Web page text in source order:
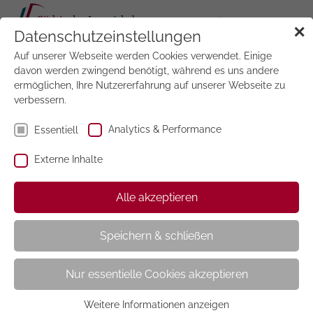
Jetzt
testen
Preisrätsel Magazin
✕
Datenschutzeinstellungen
Auf unserer Webseite werden Cookies verwendet. Einige
davon werden zwingend benötigt, während es uns andere
ermöglichen, Ihre Nutzererfahrung auf unserer Webseite zu
verbessern.
Essentiell Analytics & Performance
Externe Inhalte
Alle akzeptieren
Speichern & schließen
Nur essentielle Cookies akzeptieren
Weitere Informationen anzeigen